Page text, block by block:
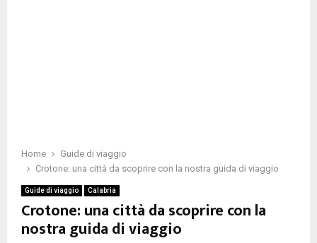
Home
Guide di viaggio
Crotone: una città da scoprire con la nostra guida di viaggio
Guide di viaggio Calabria
Crotone: una città da scoprire con la
nostra guida di viaggio